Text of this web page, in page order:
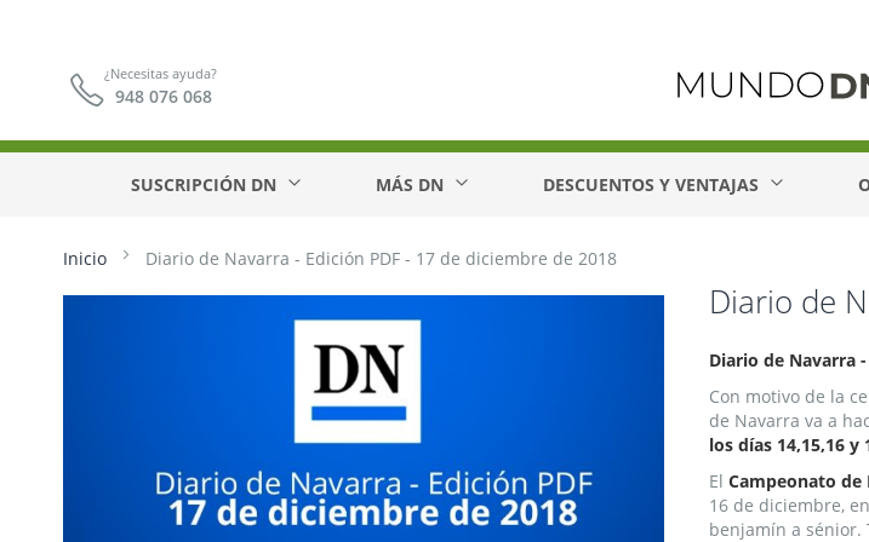
¿Necesitas ayuda?
948 076 068
SUSCRIPCIÓN DN MÁS DN DESCUENTOS Y VENTAJAS
Inicio Diario de Navarra - Edición PDF - 17 de diciembre de 2018
Diario de
Diario de Navarra
Con motivo de la
de Navarra va a
los días 14,15,16 y
ElCampeonato de
16 de diciembre,
benjamín a sénior.